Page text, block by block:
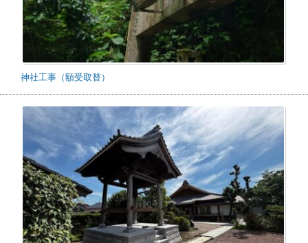
神社工事（額受取替）